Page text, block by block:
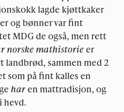
lagde kjøttkaker
og bønner var fint
MDG de også, men rett
norske mathistorie er
landbrød, sammen med 2
som på fint kalles en
har en mattradisjon, og
hevd.